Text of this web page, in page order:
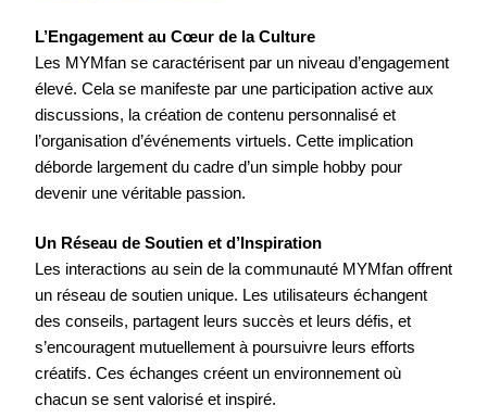
L’Engagement au Cœur de la Culture
Les MYMfan se caractérisent par un niveau d’engagement
élevé. Cela se manifeste par une participation active aux
discussions, la création de contenu personnalisé et
l’organisation d’événements virtuels. Cette implication
déborde largement du cadre d’un simple hobby pour
devenir une véritable passion.
Un Réseau de Soutien et d’Inspiration
Les interactions au sein de la communauté MYMfan offrent
un réseau de soutien unique. Les utilisateurs échangent
des conseils, partagent leurs succès et leurs défis, et
s’encouragent mutuellement à poursuivre leurs efforts
créatifs. Ces échanges créent un environnement où
chacun se sent valorisé et inspiré.